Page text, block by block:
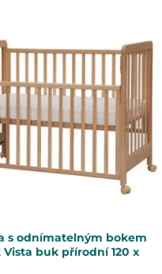
s odnímatelným bokem
Vista buk přírodní 120 x